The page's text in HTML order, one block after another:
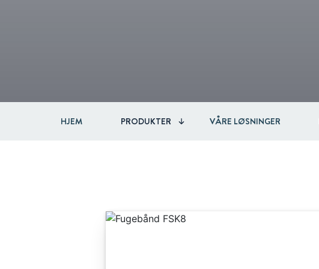
HJEM PRODUKTER VÅRE LØSNINGER